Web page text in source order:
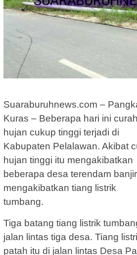
Suaraburuhnews.com –
Kuras – Beberapa hari ini curah
hujan cukup tinggi terjadi di
Kabupaten Pelalawan. Akibat
hujan tinggi itu mengakibatkan
beberapa desa terendam
mengakibatkan tiang listrik
tumbang.
Tiga batang tiang listrik
jalan lintas tiga desa. Tiang
patah itu di jalan lintas Desa